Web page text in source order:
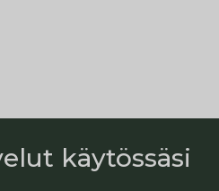
käytössäsi